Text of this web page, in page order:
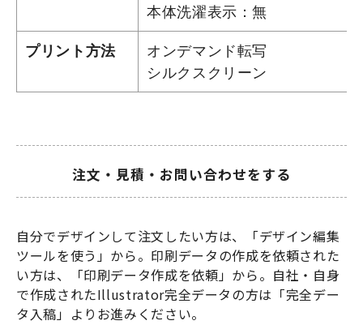
本体洗濯表示：無
プリント方法
オンデマンド転写
シルクスクリーン
注文・見積・お問い合わせをする
自分でデザインして注文したい方は、「デザイン編集
ツールを使う」から。印刷データの作成を依頼された
い方は、「印刷データ作成を依頼」から。自社・自身
で作成されたIllustrator完全データの方は「完全デー
タ入稿」よりお進みください。